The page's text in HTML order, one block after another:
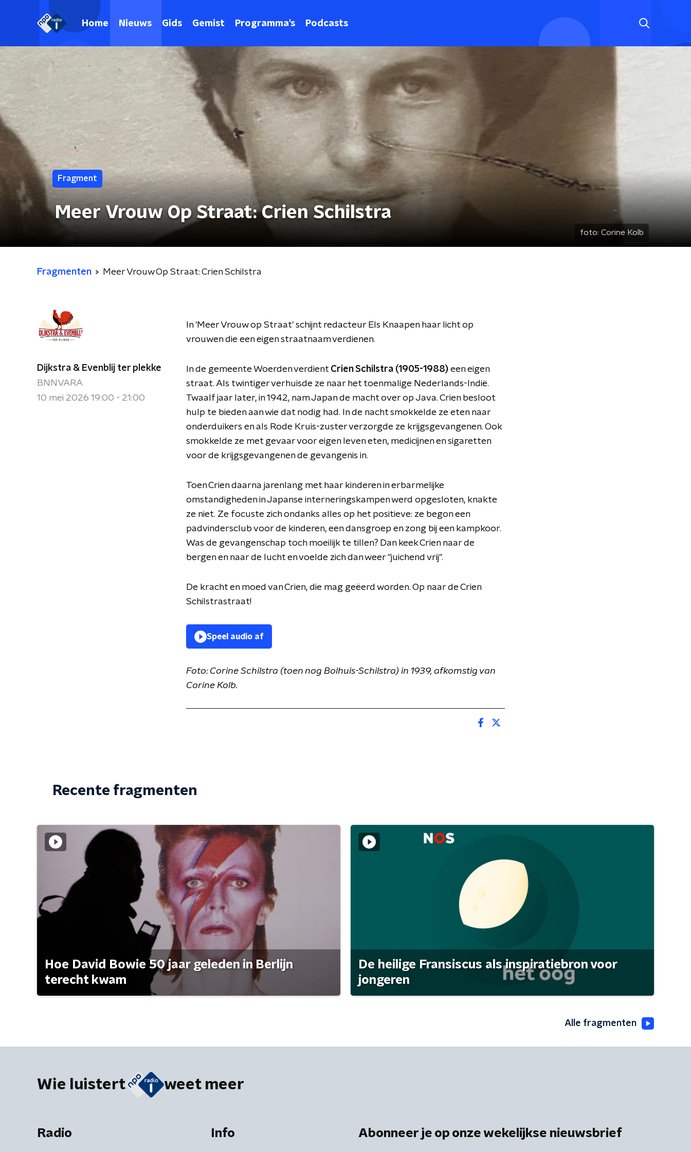
Home Nieuws Gids Gemist Programma's Podcasts
Fragment
Meer Vrouw Op Straat: Crien Schilstra
foto: Corine Kolb
Fragmenten Meer Vrouw Op Straat: Crien Schilstra
Dijkstra & Evenblij ter plekke
BNNVARA
10 mei 2026 19:00 - 21:00
In 'Meer Vrouw op Straat' schijnt redacteur Els Knaapen haar licht op
vrouwen die een eigen straatnaam verdienen.
In de gemeente Woerden verdient Crien Schilstra (1905-1988) een eigen
straat. Als twintiger verhuisde ze naar het toenmalige Nederlands-Indië.
Twaalf jaar later, in 1942, nam Japan de macht over op Java. Crien besloot
hulp te bieden aan wie dat nodig had. In de nacht smokkelde ze eten naar
onderduikers en als Rode Kruis-zuster verzorgde ze krijgsgevangenen. Ook
smokkelde ze met gevaar voor eigen leven eten, medicijnen en sigaretten
voor de krijgsgevangenen de gevangenis in.
Toen Crien daarna jarenlang met haar kinderen in erbarmelijke
omstandigheden in Japanse interneringskampen werd opgesloten, knakte
ze niet. Ze focuste zich ondanks alles op het positieve: ze begon een
padvindersclub voor de kinderen, een dansgroep en zong bij een kampkoor.
Was de gevangenschap toch moeilijk te tillen? Dan keek Crien naar de
bergen en naar de lucht en voelde zich dan weer "juichend vrij".
De kracht en moed van Crien, die mag geëerd worden. Op naar de Crien
Schilstrastraat!
Speel audio af
Foto: Corine Schilstra (toen nog Bolhuis-Schilstra) in 1939, afkomstig van
Corine Kolb.
Recente fragmenten
Hoe David Bowie 50 jaar geleden in Berlijn
terecht kwam
De heilige Fransiscus als inspiratiebron voor
jongeren
Alle fragmenten
Wie luistert weet meer
Radio Info Abonneer je op onze wekelijkse nieuwsbrief